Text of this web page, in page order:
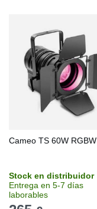
Cameo TS 60W RGBW
Stock en distribuidor
Entrega en 5-7 días
laborables